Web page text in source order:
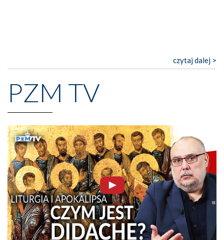
czytaj dalej >
PZM TV